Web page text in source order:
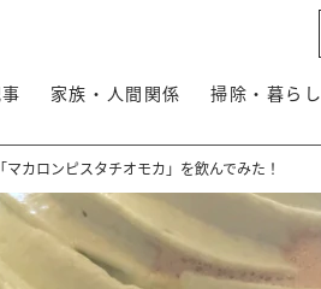
家族・人間関係 掃除・暮らし
カロンピスタチオモカ」を飲んでみた！